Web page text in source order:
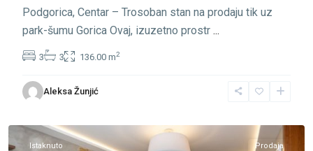
Podgorica, Centar – Trosoban stan na prodaju tik uz
park-šumu Gorica Ovaj, izuzetno prostr ...
3 3 136.00 m2
Aleksa Žunjić
Centar
Podgorica,
Istaknuto Prodaja